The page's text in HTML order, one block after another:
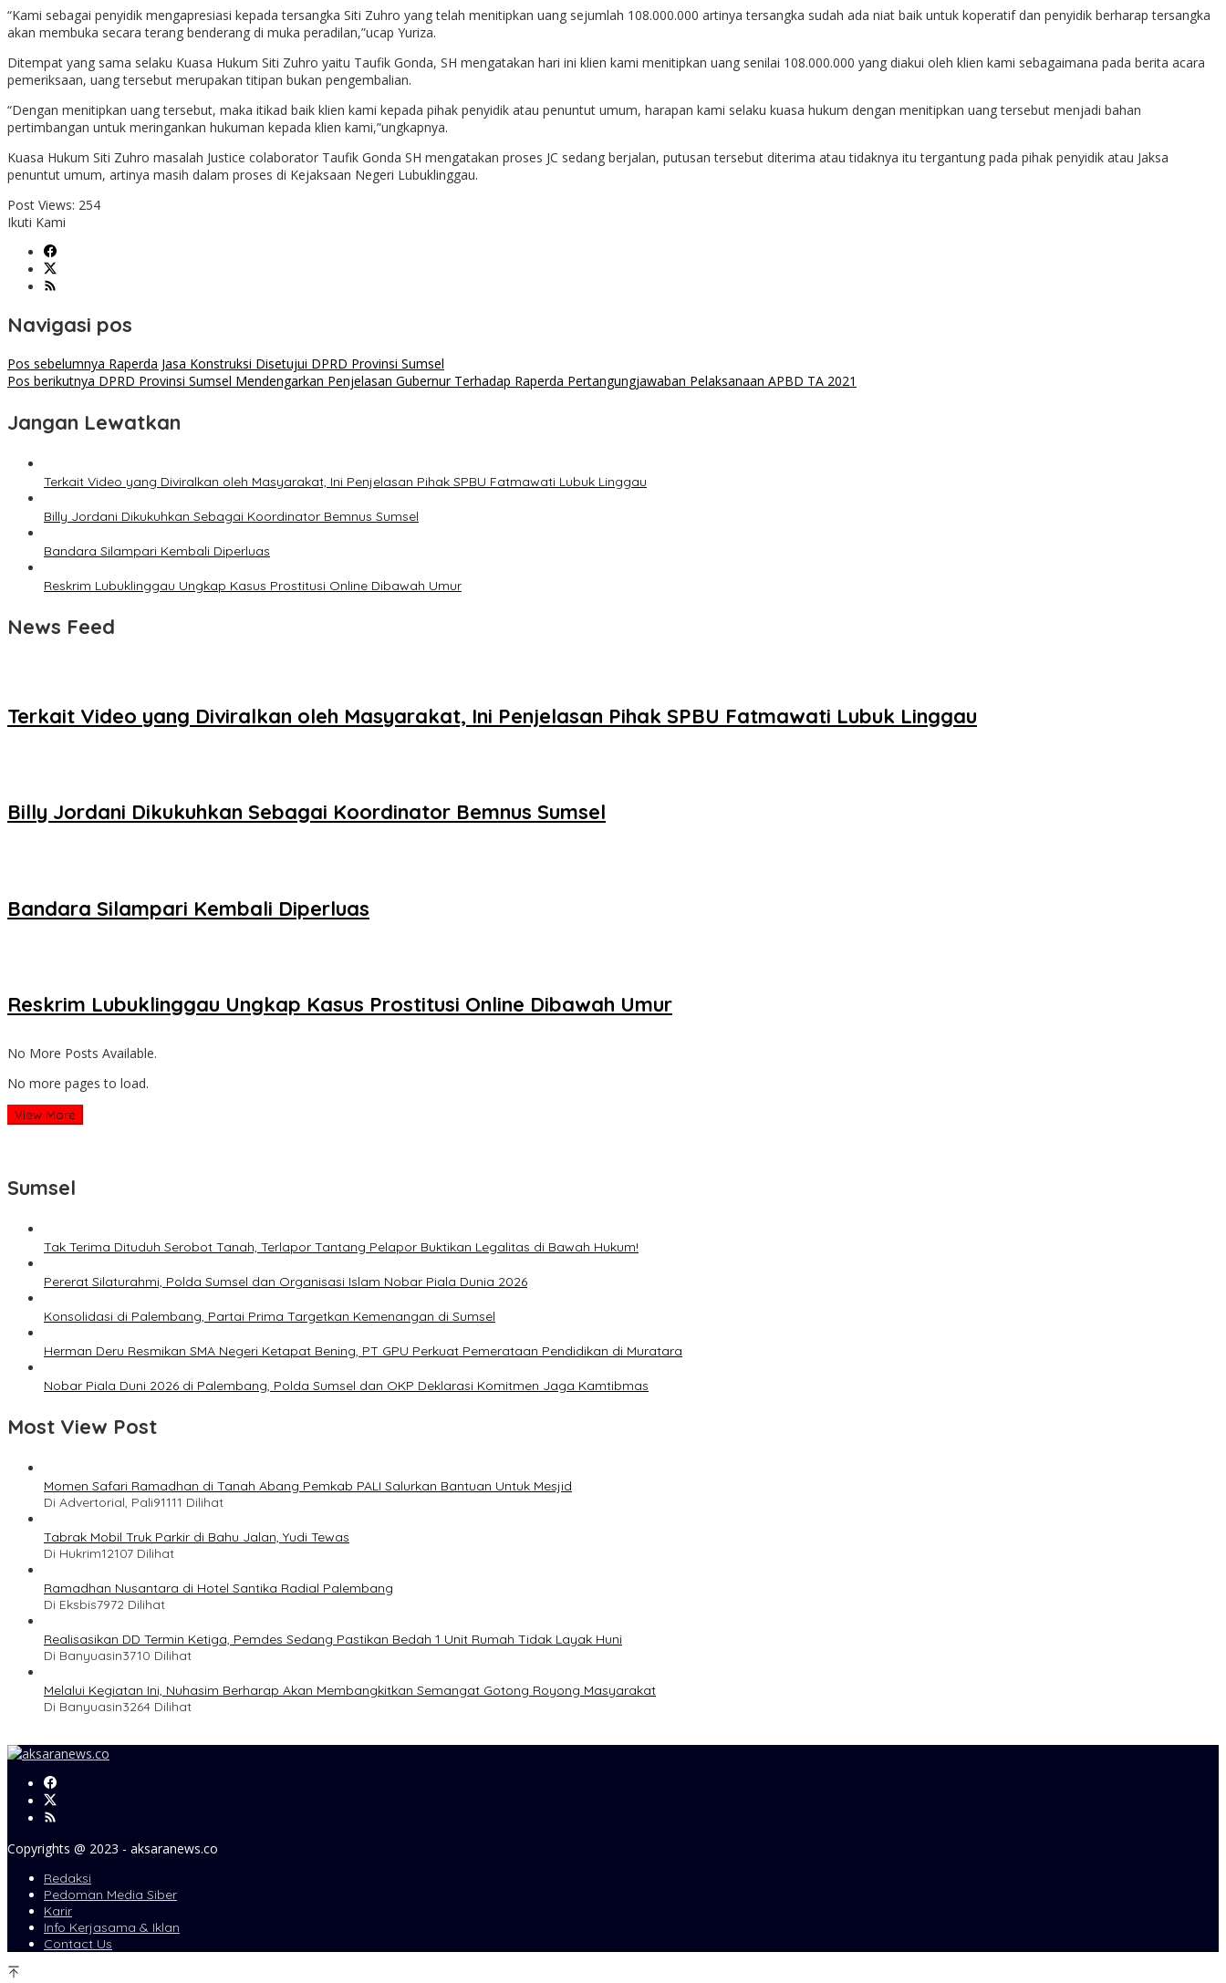
“Kami sebagai penyidik mengapresiasi kepada tersangka Siti Zuhro yang telah menitipkan uang sejumlah 108.000.000 artinya tersangka sudah ada niat baik untuk koperatif dan penyidik berharap tersangka
akan membuka secara terang benderang di muka peradilan,”ucap Yuriza.
Ditempat yang sama selaku Kuasa Hukum Siti Zuhro yaitu Taufik Gonda, SH mengatakan hari ini klien kami menitipkan uang senilai 108.000.000 yang diakui oleh klien kami sebagaimana pada berita acara
pemeriksaan, uang tersebut merupakan titipan bukan pengembalian.
“Dengan menitipkan uang tersebut, maka itikad baik klien kami kepada pihak penyidik atau penuntut umum, harapan kami selaku kuasa hukum dengan menitipkan uang tersebut menjadi bahan
pertimbangan untuk meringankan hukuman kepada klien kami,”ungkapnya.
Kuasa Hukum Siti Zuhro masalah Justice colaborator Taufik Gonda SH mengatakan proses JC sedang berjalan, putusan tersebut diterima atau tidaknya itu tergantung pada pihak penyidik atau Jaksa
penuntut umum, artinya masih dalam proses di Kejaksaan Negeri Lubuklinggau.
Post Views: 254
Ikuti Kami
Navigasi pos
Pos sebelumnya Raperda Jasa Konstruksi Disetujui DPRD Provinsi Sumsel
Pos berikutnya DPRD Provinsi Sumsel Mendengarkan Penjelasan Gubernur Terhadap Raperda Pertangungjawaban Pelaksanaan APBD TA 2021
Jangan Lewatkan
Terkait Video yang Diviralkan oleh Masyarakat, Ini Penjelasan Pihak SPBU Fatmawati Lubuk Linggau
Billy Jordani Dikukuhkan Sebagai Koordinator Bemnus Sumsel
Bandara Silampari Kembali Diperluas
Reskrim Lubuklinggau Ungkap Kasus Prostitusi Online Dibawah Umur
News Feed
Terkait Video yang Diviralkan oleh Masyarakat, Ini Penjelasan Pihak SPBU Fatmawati Lubuk Linggau
Billy Jordani Dikukuhkan Sebagai Koordinator Bemnus Sumsel
Bandara Silampari Kembali Diperluas
Reskrim Lubuklinggau Ungkap Kasus Prostitusi Online Dibawah Umur
No More Posts Available.
No more pages to load.
View More
Sumsel
Tak Terima Dituduh Serobot Tanah, Terlapor Tantang Pelapor Buktikan Legalitas di Bawah Hukum!
Pererat Silaturahmi, Polda Sumsel dan Organisasi Islam Nobar Piala Dunia 2026
Konsolidasi di Palembang, Partai Prima Targetkan Kemenangan di Sumsel
Herman Deru Resmikan SMA Negeri Ketapat Bening, PT GPU Perkuat Pemerataan Pendidikan di Muratara
Nobar Piala Duni 2026 di Palembang, Polda Sumsel dan OKP Deklarasi Komitmen Jaga Kamtibmas
Most View Post
Momen Safari Ramadhan di Tanah Abang Pemkab PALI Salurkan Bantuan Untuk Mesjid
Di Advertorial, Pali91111 Dilihat
Tabrak Mobil Truk Parkir di Bahu Jalan, Yudi Tewas
Di Hukrim12107 Dilihat
Ramadhan Nusantara di Hotel Santika Radial Palembang
Di Eksbis7972 Dilihat
Realisasikan DD Termin Ketiga, Pemdes Sedang Pastikan Bedah 1 Unit Rumah Tidak Layak Huni
Di Banyuasin3710 Dilihat
Melalui Kegiatan Ini, Nuhasim Berharap Akan Membangkitkan Semangat Gotong Royong Masyarakat
Di Banyuasin3264 Dilihat
Copyrights @ 2023 - aksaranews.co
Redaksi
Pedoman Media Siber
Karir
Info Kerjasama & Iklan
Contact Us